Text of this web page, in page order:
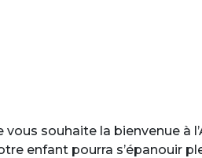
souhaite la bienvenue à
enfant pourra s’épanouir